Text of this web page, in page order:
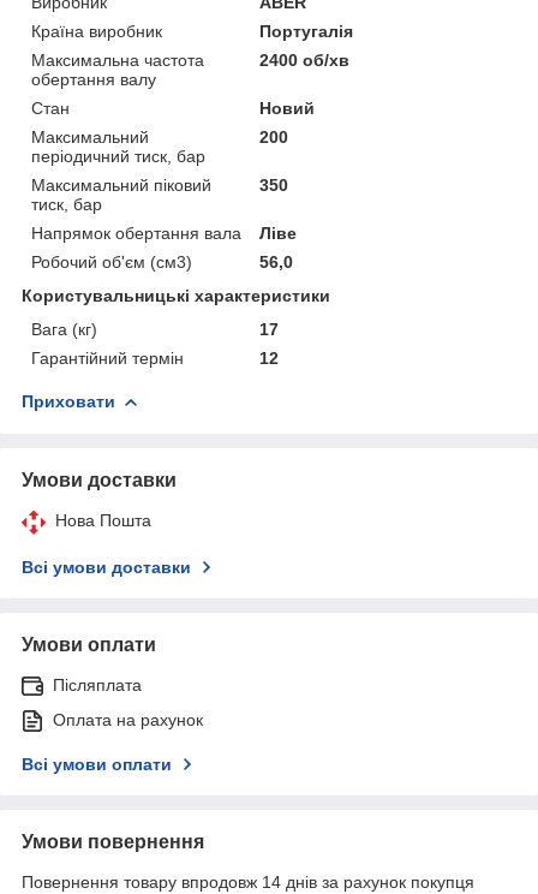
Країна виробник
Португалія
Максимальна частота
обертання валу
2400 об/хв
Стан
Новий
Максимальний
періодичний тиск, бар
200
Максимальний піковий
тиск, бар
350
Напрямок обертання вала
Ліве
Робочий об'єм (см3)
56,0
Користувальницькі характеристики
Вага (кг)
17
Гарантійний термін
12
Приховати
Умови доставки
Нова Пошта
Всі умови доставки
Умови оплати
Післяплата
Оплата на рахунок
Всі умови оплати
Умови повернення
Повернення товару впродовж 14 днів за рахунок покупця